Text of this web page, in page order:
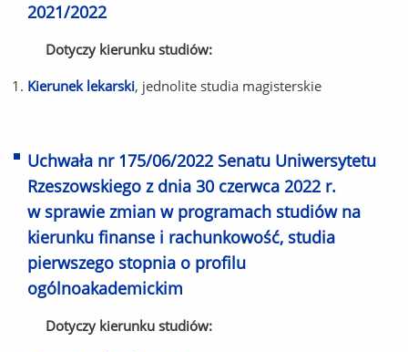
2021/2022
Dotyczy kierunku studiów:
Kierunek lekarski, jednolite studia magisterskie
Uchwała nr 175/06/2022 Senatu Uniwersytetu
Rzeszowskiego z dnia 30 czerwca 2022 r.
w sprawie zmian w programach studiów na
kierunku finanse i rachunkowość, studia
pierwszego stopnia o profilu
ogólnoakademickim
Dotyczy kierunku studiów: